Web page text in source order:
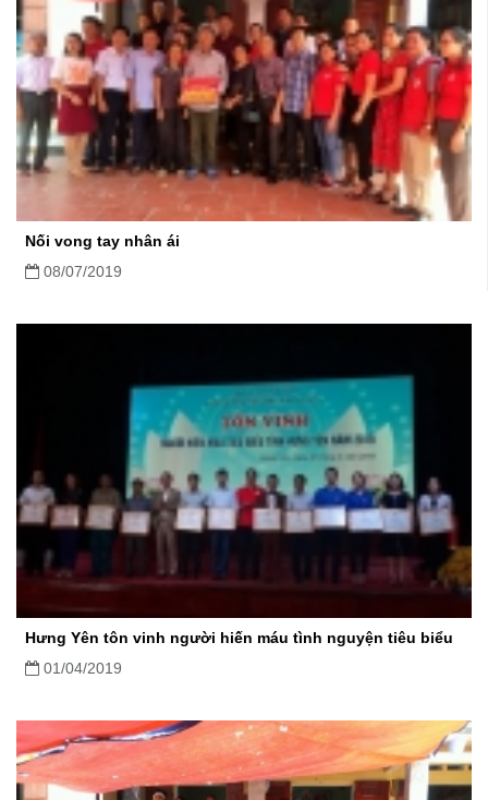
Nối vong tay nhân ái
08/07/2019
Hưng Yên tôn vinh người hiến máu tình nguyện tiêu biểu
01/04/2019